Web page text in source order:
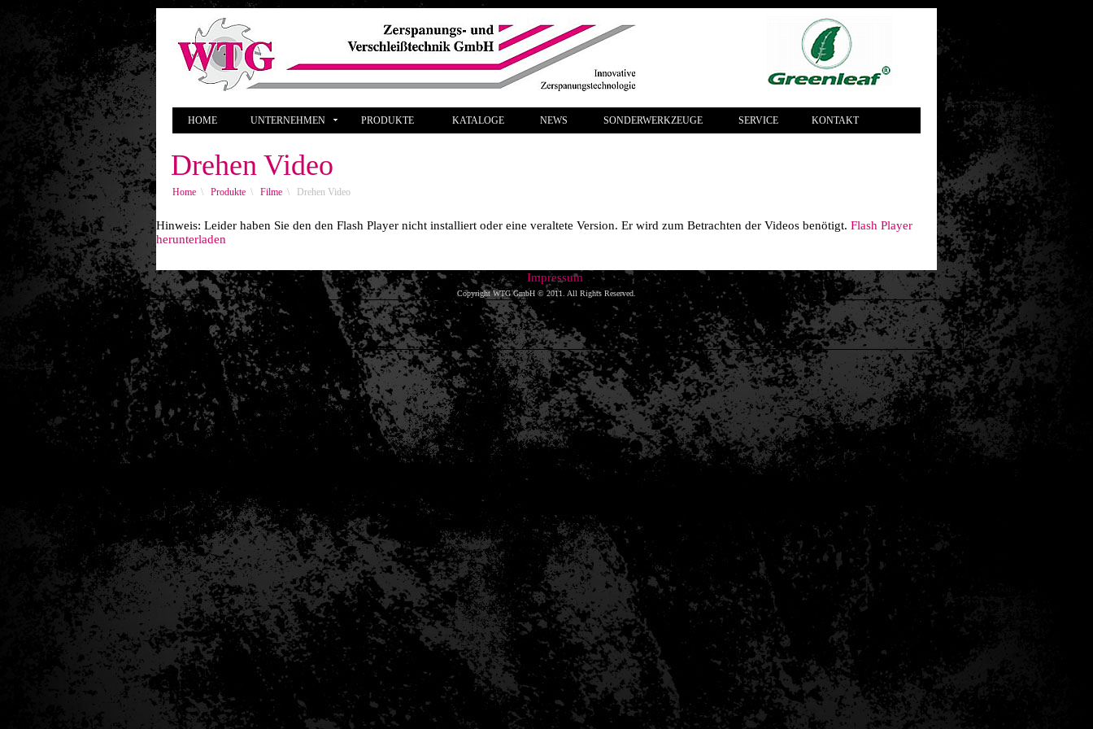
HOME UNTERNEHMEN PRODUKTE KATALOGE NEWS SONDERWERKZEUGE SERVICE KONTAKT
Drehen Video
Home \ Produkte \ Filme \ Drehen Video
Hinweis: Leider haben Sie den den Flash Player nicht installiert oder eine veraltete Version. Er wird zum Betrachten der Videos benötigt. Flash Player
herunterladen
Impressum
Copyright WTG GmbH © 2011. All Rights Reserved.